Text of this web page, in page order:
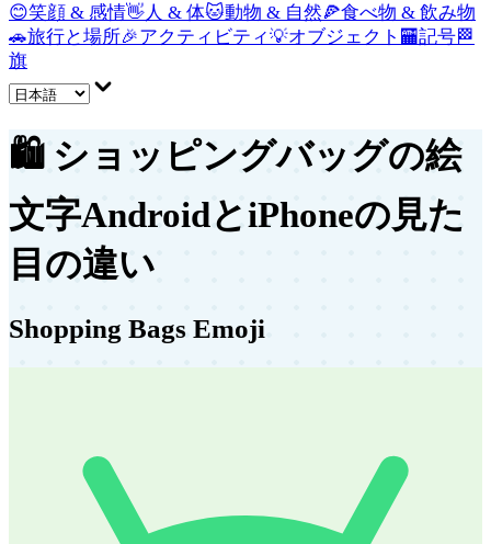
😊笑顔 & 感情👋 人 & 体🐱動物 & 自然🍕食べ物 & 飲み物
🚗旅行と場所🎉アクティビティ💡オブジェクト 🏧記号🏁
旗
🛍️ ショッピングバッグの絵
文字AndroidとiPhoneの見た
目の違い
Shopping Bags Emoji